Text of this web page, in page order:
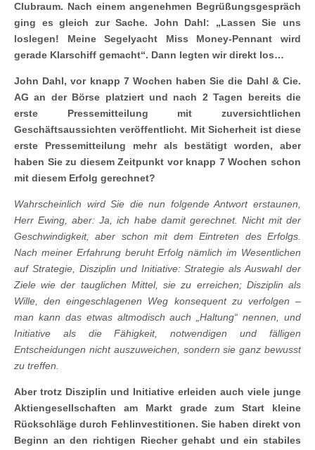
Clubraum. Nach einem angenehmen Begrüßungsgespräch
ging es gleich zur Sache. John Dahl: „Lassen Sie uns
loslegen! Meine Segelyacht Miss Money-Pennant wird
gerade Klarschiff gemacht“. Dann legten wir direkt los…
John Dahl, vor knapp 7 Wochen haben Sie die Dahl & Cie.
AG an der Börse platziert und nach 2 Tagen bereits die
erste Pressemitteilung mit zuversichtlichen
Geschäftsaussichten veröffentlicht. Mit Sicherheit ist diese
erste Pressemitteilung mehr als bestätigt worden, aber
haben Sie zu diesem Zeitpunkt vor knapp 7 Wochen schon
mit diesem Erfolg gerechnet?
Wahrscheinlich wird Sie die nun folgende Antwort erstaunen,
Herr Ewing, aber: Ja, ich habe damit gerechnet. Nicht mit der
Geschwindigkeit, aber schon mit dem Eintreten des Erfolgs.
Nach meiner Erfahrung beruht Erfolg nämlich im Wesentlichen
auf Strategie, Disziplin und Initiative: Strategie als Auswahl der
Ziele wie der tauglichen Mittel, sie zu erreichen; Disziplin als
Wille, den eingeschlagenen Weg konsequent zu verfolgen –
man kann das etwas altmodisch auch „Haltung“ nennen, und
Initiative als die Fähigkeit, notwendigen und fälligen
Entscheidungen nicht auszuweichen, sondern sie ganz bewusst
zu treffen.
Aber trotz Disziplin und Initiative erleiden auch viele junge
Aktiengesellschaften am Markt grade zum Start kleine
Rückschläge durch Fehlinvestitionen. Sie haben direkt von
Beginn an den richtigen Riecher gehabt und ein stabiles